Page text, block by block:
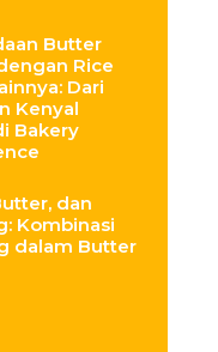
Butter
Rice
Dari
Kenyal
Bakery
dan
Kombinasi
dalam Butter